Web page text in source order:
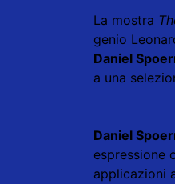
La mostra
genio
Daniel
a una
Daniel
espressione
applicazioni